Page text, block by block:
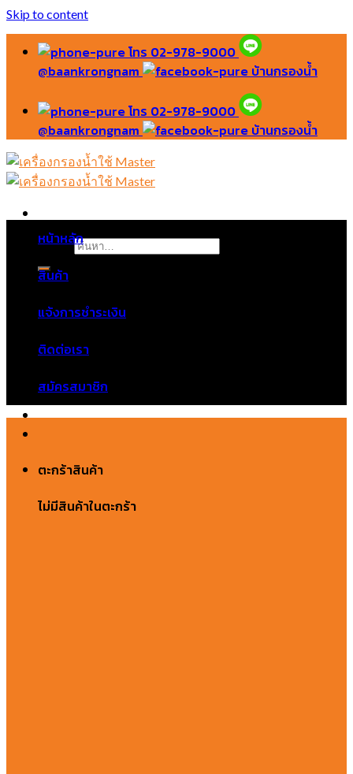
Skip to content
โทร 02-978-9000
@baankrongnam
บ้านกรองน้ำ
โทร 02-978-9000
@baankrongnam
บ้านกรองน้ำ
ค้นหา:
ไม่มีสินค้าในตะกร้า
ตะกร้าสินค้า
ไม่มีสินค้าในตะกร้า
หน้าหลัก
สินค้า
แจ้งการชำระเงิน
ติดต่อเรา
สมัครสมาชิก